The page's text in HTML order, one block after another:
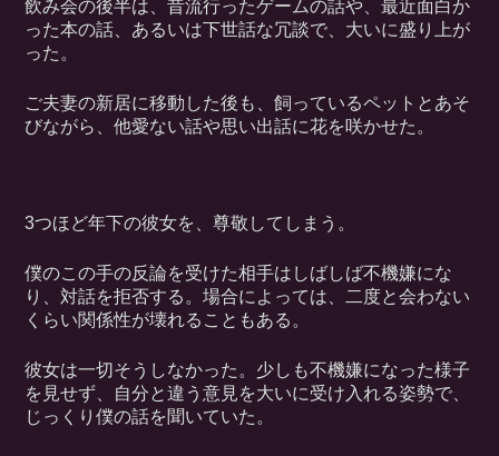
飲み会の後半は、昔流行ったゲームの話や、最近面白か
った本の話、あるいは下世話な冗談で、大いに盛り上が
った。
ご夫妻の新居に移動した後も、飼っているペットとあそ
びながら、他愛ない話や思い出話に花を咲かせた。
3つほど年下の彼女を、尊敬してしまう。
僕のこの手の反論を受けた相手はしばしば不機嫌にな
り、対話を拒否する。場合によっては、二度と会わない
くらい関係性が壊れることもある。
彼女は一切そうしなかった。少しも不機嫌になった様子
を見せず、自分と違う意見を大いに受け入れる姿勢で、
じっくり僕の話を聞いていた。